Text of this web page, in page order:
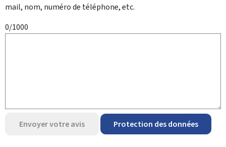
mail, nom, numéro de téléphone, etc.
0/1000
Envoyer votre avis Protection des données